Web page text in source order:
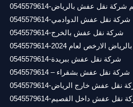
شركة نقل عفش بالرياض-0545579614
شركة نقل عفش الدوادمي-0545579614
شركة نقل عفش بالخرج-0545579614
لعام 2024-0545579614
شركة نقل عفش ببريدة-0545579614
شركة نقل عفش بشقراء – 0545579614
نقل عفش خارج الرياض-0545579614
نقل عفش داخل القصيم-0545579614